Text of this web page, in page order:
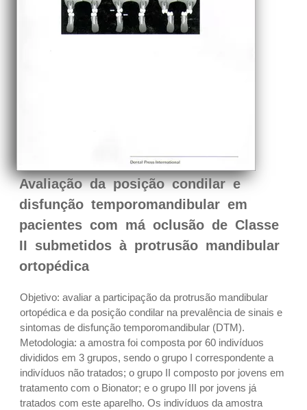
Avaliação da posição condilar e
disfunção temporomandibular em
pacientes com má oclusão de Classe
II submetidos à protrusão mandibular
ortopédica
Objetivo: avaliar a participação da protrusão mandibular
ortopédica e da posição condilar na prevalência de sinais e
sintomas de disfunção temporomandibular (DTM).
Metodologia: a amostra foi composta por 60 indivíduos
divididos em 3 grupos, sendo o grupo I correspondente a
indivíduos não tratados; o grupo II composto por jovens em
tratamento com o Bionator; e o grupo III por jovens já
tratados com este aparelho. Os indivíduos da amostra